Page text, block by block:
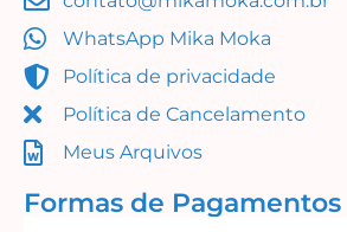
R$16,99
Adicionar ao carrinho
WhatsApp Mika Moka
Política de privacidade
Política de Cancelamento
Meus Arquivos
Formas de Pagamentos